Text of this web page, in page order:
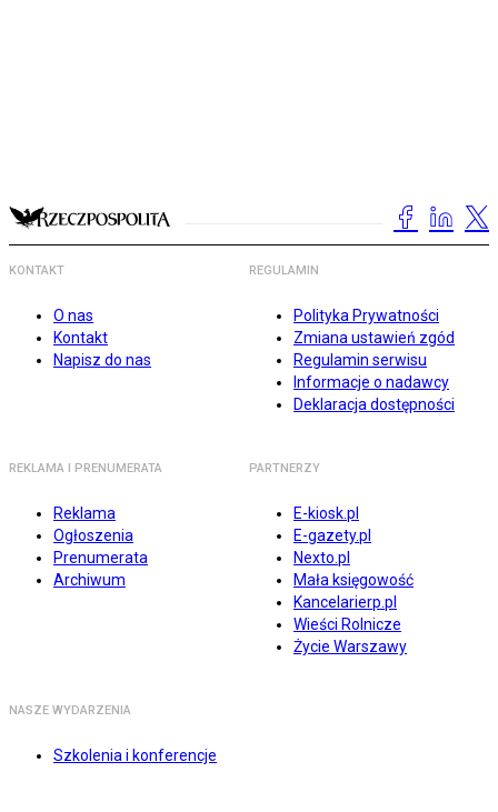
KONTAKT
O nas
Kontakt
Napisz do nas
REGULAMIN
Polityka Prywatności
Zmiana ustawień zgód
Regulamin serwisu
Informacje o nadawcy
Deklaracja dostępności
REKLAMA I PRENUMERATA
Reklama
Ogłoszenia
Prenumerata
Archiwum
PARTNERZY
E-kiosk.pl
E-gazety.pl
Nexto.pl
Mała księgowość
Kancelarierp.pl
Wieści Rolnicze
Życie Warszawy
NASZE WYDARZENIA
Szkolenia i konferencje